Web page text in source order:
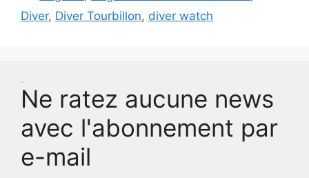
Diver, Diver Tourbillon, diver watch
Ne ratez aucune news
avec l'abonnement par
e-mail